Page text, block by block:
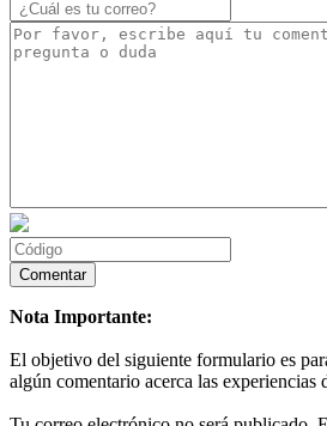
Nota Importante:
El objetivo del siguiente formulario es
algún comentario acerca las experiencias